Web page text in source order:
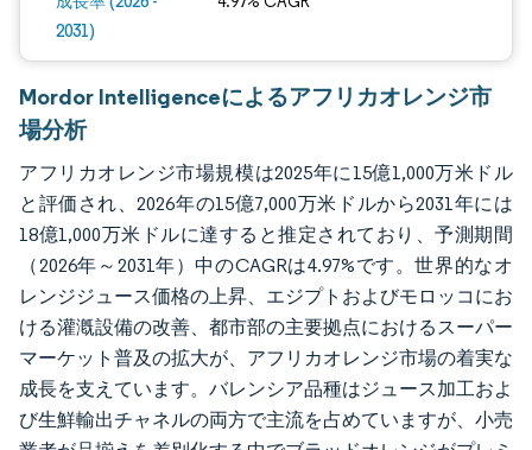
2031)
Mordor Intelligenceによるアフリカオレンジ市
場分析
アフリカオレンジ市場規模は2025年に15億1,000万米ドル
と評価され、2026年の15億7,000万米ドルから2031年には
18億1,000万米ドルに達すると推定されており、予測期間
（2026年～2031年）中のCAGRは4.97%です。世界的なオ
レンジジュース価格の上昇、エジプトおよびモロッコにお
ける灌漑設備の改善、都市部の主要拠点におけるスーパー
マーケット普及の拡大が、アフリカオレンジ市場の着実な
成長を支えています。バレンシア品種はジュース加工およ
び生鮮輸出チャネルの両方で主流を占めていますが、小売